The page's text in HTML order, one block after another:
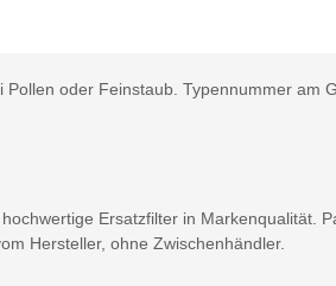
oder Feinstaub. Typennummer am
Ersatzfilter in Markenqualität.
Hersteller, ohne Zwischenhändler.